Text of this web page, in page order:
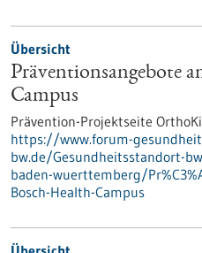
Übersicht
Präventionsangebote
Campus
Prävention-Projektseite
https://www.forum-
bw.de/Gesundheitsstandort-
baden-wuerttemberg/
Bosch-Health-Campus